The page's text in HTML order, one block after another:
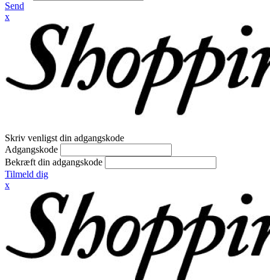
Send
x
Skriv venligst din adgangskode
Adgangskode
Bekræft din adgangskode
Tilmeld dig
x